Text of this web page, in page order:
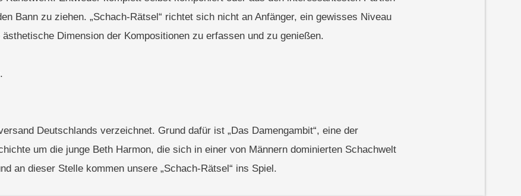
Bann zu ziehen. „Schach-Rätsel“ richtet sich nicht an Anfänger, ein gewisses Niveau
Dimension der Kompositionen zu erfassen und zu genießen.
Deutschlands verzeichnet. Grund dafür ist „Das Damengambit“, eine der
um die junge Beth Harmon, die sich in einer von Männern dominierten Schachwelt
an dieser Stelle kommen unsere „Schach-Rätsel“ ins Spiel.